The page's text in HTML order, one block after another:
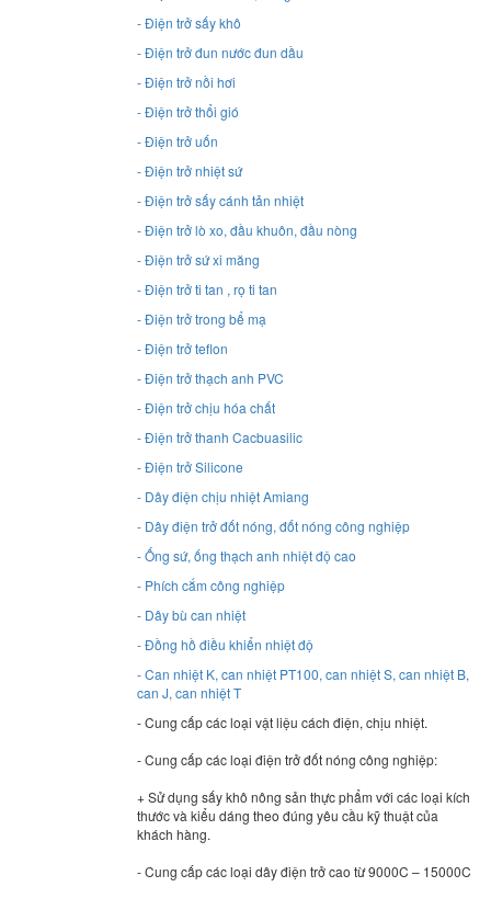
- Điện trở sấy khô
- Điện trở đun nước đun dầu
- Điện trở nồi hơi
- Điện trở thổi gió
- Điện trở uốn
- Điện trở nhiệt sứ
- Điện trở sấy cánh tản nhiệt
- Điện trở lò xo, đầu khuôn, đầu nòng
- Điện trở sứ xi măng
- Điện trở ti tan , rọ ti tan
- Điện trở trong bể mạ
- Điện trở teflon
- Điện trở thạch anh PVC
- Điện trở chịu hóa chất
- Điện trở thanh Cacbuasilic
- Điện trở Silicone
- Dây điện chịu nhiệt Amiang
- Dây điện trở đốt nóng, đốt nóng công nghiệp
- Ống sứ, ống thạch anh nhiệt độ cao
- Phích cắm công nghiệp
- Dây bù can nhiệt
- Đồng hồ điều khiển nhiệt độ
- Can nhiệt K, can nhiệt PT100, can nhiệt S, can nhiệt B,
can J, can nhiệt T
- Cung cấp các loại vật liệu cách điện, chịu nhiệt.
- Cung cấp các loại điện trở đốt nóng công nghiệp:
+ Sử dụng sấy khô nông sản thực phẩm với các loại kích
thước và kiểu dáng theo đúng yêu cầu kỹ thuật của
khách hàng.
- Cung cấp các loại dây điện trở cao từ 9000C – 15000C